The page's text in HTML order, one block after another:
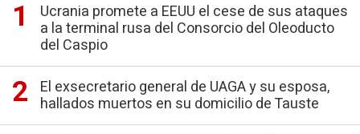
Ucrania promete a EEUU el cese de sus ataques
a la terminal rusa del Consorcio del Oleoducto
del Caspio
El exsecretario general de UAGA y su esposa,
hallados muertos en su domicilio de Tauste